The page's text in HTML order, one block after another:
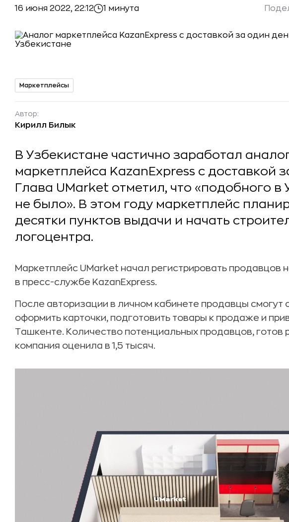
16 июня 2022, 22:12 1 минута
Маркетплейсы
Автор:
Кирилл Билык
В Узбекистане частично заработал
маркетплейса KazanExpress с доставкой
Глава UMarket отметил, что «подобного в
не было». В этом году маркетплейс
десятки пунктов выдачи и начать
логоцентра.
Маркетплейс UMarket начал регистрировать продавцов
в пресс-службе KazanExpress.
После авторизации в личном кабинете продавцы смогут
оформить карточки, подготовить товары к продаже и
Ташкенте. Количество потенциальных продавцов, готов
компания оценила в 1,5 тысяч.